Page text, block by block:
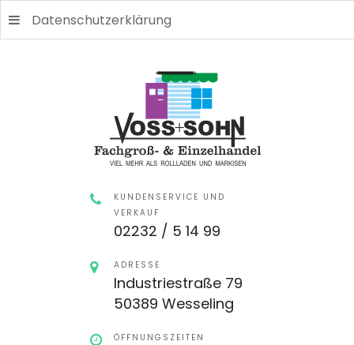
KUNDENSERVICE UND
VERKAUF
02232 / 5 14 99
ADRESSE
Industriestraße 79
50389 Wesseling
ÖFFNUNGSZEITEN
Datenschutzerklärung